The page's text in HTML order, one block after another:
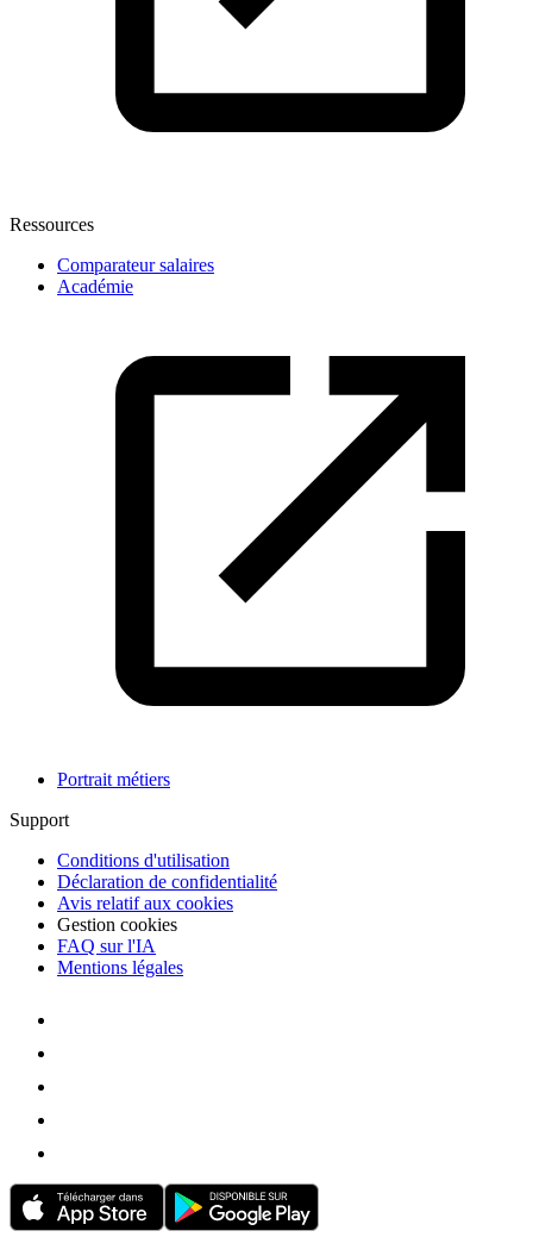
Ressources
Comparateur salaires
Académie
Portrait métiers
Support
Conditions d'utilisation
Déclaration de confidentialité
Avis relatif aux cookies
Gestion cookies
FAQ sur l'IA
Mentions légales